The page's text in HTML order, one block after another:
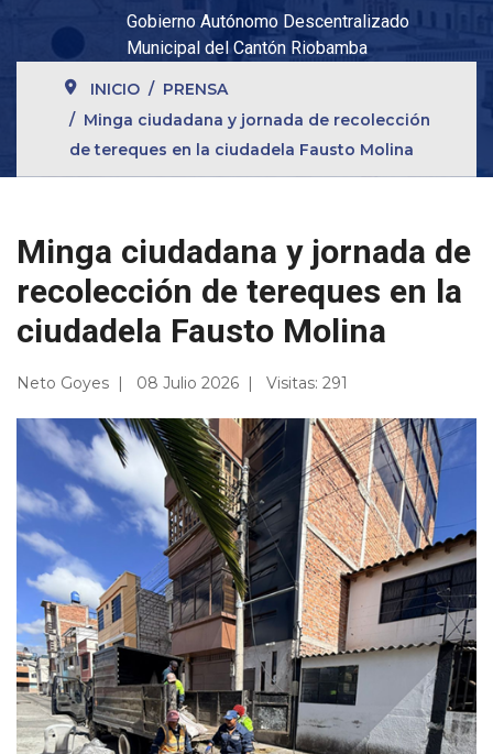
Gobierno Autónomo Descentralizado
Municipal del Cantón Riobamba
INICIO
PRENSA
Minga ciudadana y jornada de recolección
de tereques en la ciudadela Fausto Molina
Minga ciudadana y jornada de
recolección de tereques en la
ciudadela Fausto Molina
Neto Goyes 08 Julio 2026 Visitas: 291